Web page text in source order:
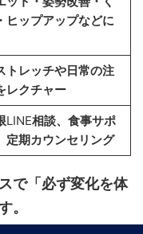
ヒップアップなどに
トレッチや日常の注
レクチャー
LINE相談、食事サポ
定期カウンセリング
で「必ず変化を体
。